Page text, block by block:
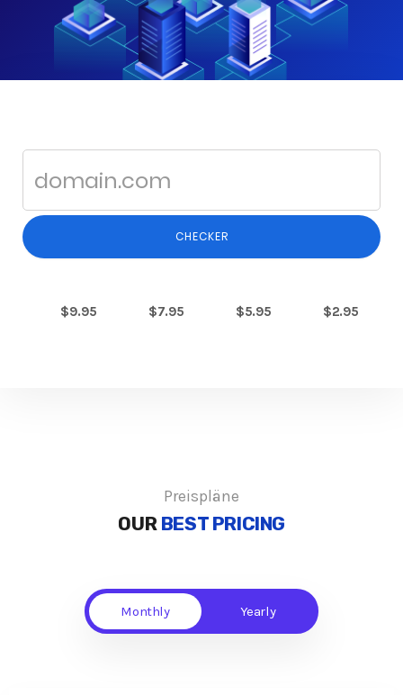
CHECKER
$9.95 $7.95 $5.95 $2.95
Preispläne
OUR BEST PRICING
Monthly Yearly